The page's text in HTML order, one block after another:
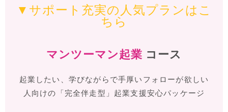
▼サポート充実の人気プランはこ
ちら
マンツーマン起業 コース
起業したい、学びながらで手厚いフォローが欲しい
人向けの「完全伴走型」起業支援安心パッケージ